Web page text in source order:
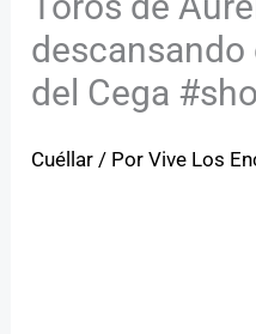
descansando
del Cega
Cuéllar / PorVive Los